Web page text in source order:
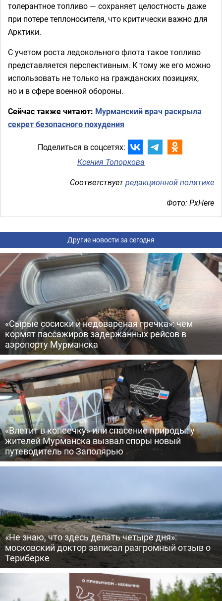
толерантное топливо — сохраняет целостность даже
при потере теплоносителя, что критически важно для
Арктики.
С учетом роста ледокольного флота такое топливо
представляется перспективным. К тому же его можно
использовать не только на гражданских позициях,
но и в сфере военной обороны.
Сейчас также читают: Мурманский врач раскрыла
секрет безопасного похудения
Поделиться в соцсетях:
Ксения Топоркова
Соответствуетредакционной политике
Фото: PxHere
Другие новости за сегодня
«Сырые сосиски и недовареная гречка»: чем
кормят пассажиров задержанных рейсов в
аэропорту Мурманска
«Влетит в копеечку» или спасение природы: у
жителей Мурманска вызвал споры новый
путеводитель по Заполярью
«Не знаю, что здесь делать четыре дня»:
московский доктор записал разгромный отзыв о
Териберке